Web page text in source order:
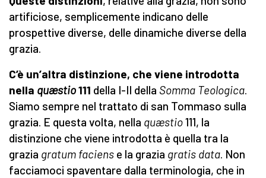
artificiose, semplicemente indicano delle
prospettive diverse, delle dinamiche diverse della
grazia.
C’è un’altra distinzione, che viene introdotta
nella quæstio111 della I-II della Somma Teologica.
Siamo sempre nel trattato di san Tommaso sulla
grazia. E questa volta, nella quæstio111, la
distinzione che viene introdotta è quella tra la
grazia gratum faciens e la grazia gratis data. Non
facciamoci spaventare dalla terminologia, che in